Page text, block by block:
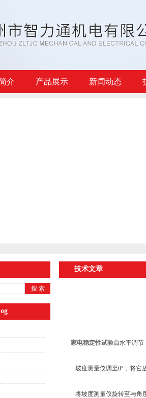
介 产品展示 新闻动态
技术文章
家电稳定性试验台水平调节
坡度测量仪调至0°，将它
将坡度测量仪旋转至与角